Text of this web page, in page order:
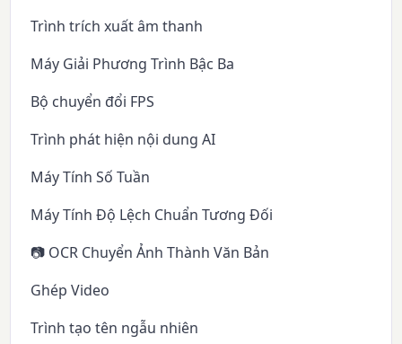
Trình trích xuất âm thanh
Máy Giải Phương Trình Bậc Ba
Bộ chuyển đổi FPS
Trình phát hiện nội dung AI
Máy Tính Số Tuần
Máy Tính Độ Lệch Chuẩn Tương Đối
📷 OCR Chuyển Ảnh Thành Văn Bản
Ghép Video
Trình tạo tên ngẫu nhiên